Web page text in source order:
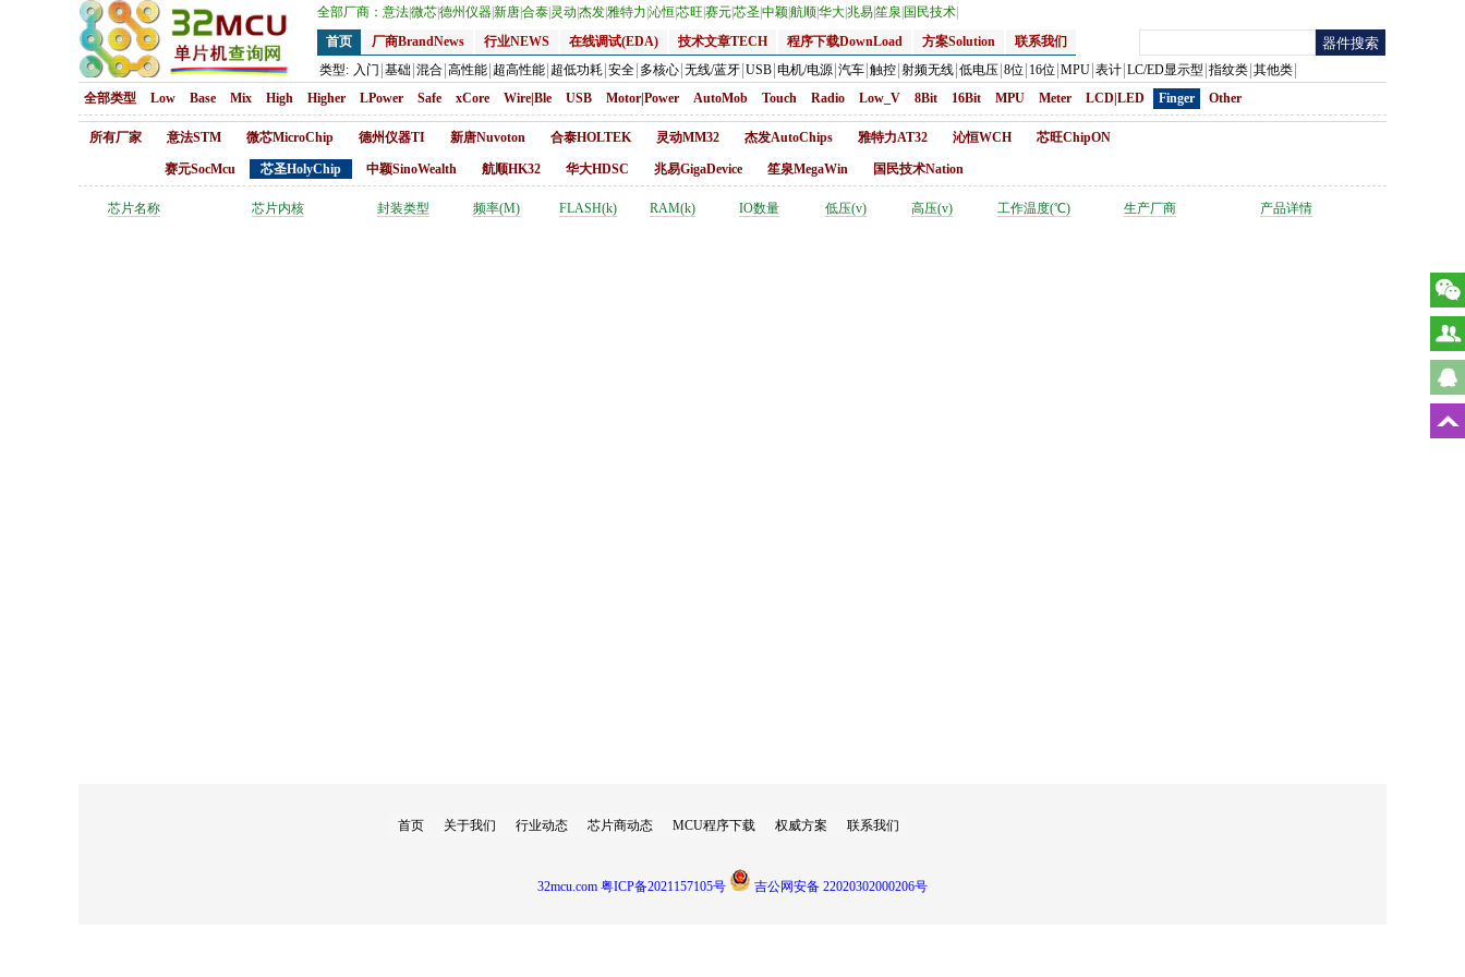
全部厂商： 意法微芯德州仪器新唐合泰 灵动 杰发雅特力 沁恒芯旺 赛元芯圣 中颖航顺华大兆易笙泉 国民技术
首页
厂商BrandNews 行业NEWS 在线调试(EDA) 技术文章TECH 程序下载DownLoad 方案Solution
联系我们
类型: 入门 基础 混合 高性能 超高性能 超低功耗 安全 多核心 无线/蓝牙 USB 电机/电源 汽车 触控 射频无线 低电压 8位 16位 MPU 表计 LC/ED显示型 指纹类 其他类
全部类型
Low Base Mix High Higher LPower Safe xCore Wire|Ble USB Motor|Power AutoMob Touch Radio Low_V 8Bit 16Bit MPU Meter LCD|LED Finger Other
所有厂家 意法STM 微芯MicroChip 德州仪器TI 新唐Nuvoton 合泰HOLTEK 灵动MM32 杰发AutoChips 雅特力AT32 沁恒WCH 芯旺ChipON
赛元SocMcu 芯圣HolyChip 中颖SinoWealth 航顺HK32 华大HDSC 兆易GigaDevice 笙泉MegaWin 国民技术Nation
芯片名称 芯片内核 封装类型 频率(M) FLASH(k) RAM(k) IO数量 低压(v) 高压(v) 工作温度(℃) 生产厂商 产品详情
首页 关于我们 行业动态 芯片商动态 MCU程序下载 权威方案 联系我们
32mcu.com 粤ICP备2021157105号 吉公网安备 22020302000206号